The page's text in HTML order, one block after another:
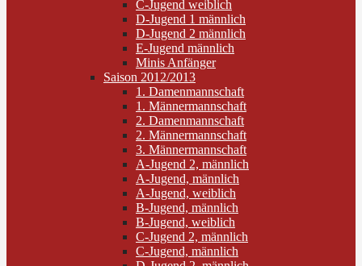
C-Jugend weiblich
D-Jugend 1 männlich
D-Jugend 2 männlich
E-Jugend männlich
Minis Anfänger
Saison 2012/2013
1. Damenmannschaft
1. Männermannschaft
2. Damenmannschaft
2. Männermannschaft
3. Männermannschaft
A-Jugend 2, männlich
A-Jugend, männlich
A-Jugend, weiblich
B-Jugend, männlich
B-Jugend, weiblich
C-Jugend 2, männlich
C-Jugend, männlich